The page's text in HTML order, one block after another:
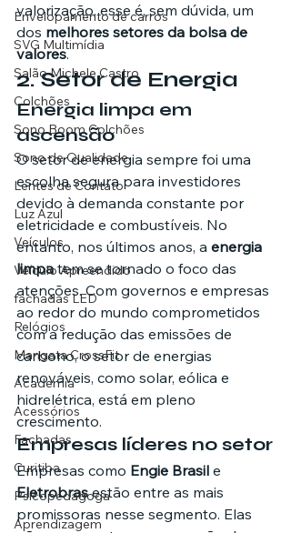
Envelopamento de carros
SVG Multimídia
Salão Michele Castro
Colchões
Sono Boom Colchões
Sono de Qualidade
Lentes de Contato
Luz Azul
Veículos
Veículo Apreendido
fachadas LED
Relógios
Mangata CrossFit
Academia
Acessórios
Fachadas
Curitiba
Psicopedagoga
Aprendizagem
valorização, esse é, sem dúvida, um
dos melhores setores da bolsa de
valores.
2. Setor de Energia
Energia limpa em
ascensão
O setor de energia sempre foi uma
escolha segura para investidores
devido à demanda constante por
eletricidade e combustíveis. No
entanto, nos últimos anos, a energia
limpa tem se tornado o foco das
atenções. Com governos e empresas
ao redor do mundo comprometidos
com a redução das emissões de
carbono, o setor de energias
renováveis, como solar, eólica e
hidrelétrica, está em pleno
crescimento.
Empresas líderes no setor
Empresas como Engie Brasil e
Eletrobras estão entre as mais
promissoras nesse segmento. Elas